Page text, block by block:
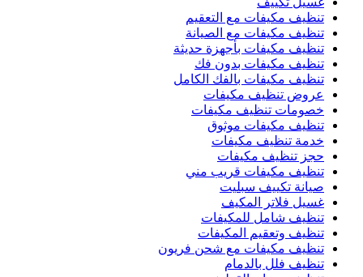
تنظيف مكيفات مع التعقيم
تنظيف مكيفات مع الصيانة
تنظيف مكيفات بأجهزة حديثة
تنظيف مكيفات بدون فك
تنظيف مكيفات بالفك الكامل
عروض تنظيف مكيفات
خصومات تنظيف مكيفات
تنظيف مكيفات موثوق
خدمة تنظيف مكيفات
حجز تنظيف مكيفات
تنظيف مكيفات قريب مني
صيانة تكييف سبليت
غسيل فلاتر المكيف
تنظيف شامل للمكيفات
تنظيف وتعقيم المكيفات
تنظيف مكيفات مع شحن فريون
تنظيف فلل بالدمام